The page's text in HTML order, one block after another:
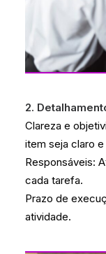
2.
Clareza e
item seja claro
Responsáveis:
cada tarefa.
Prazo de
atividade.